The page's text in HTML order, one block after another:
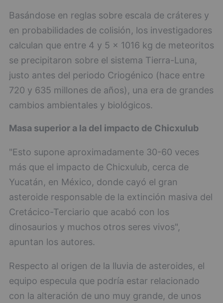
Basándose en reglas sobre escala de cráteres y
en probabilidades de colisión, los investigadores
calculan que entre 4 y 5 × 1016 kg de meteoritos
se precipitaron sobre el sistema Tierra-Luna,
justo antes del periodo Criogénico (hace entre
720 y 635 millones de años), una era de grandes
cambios ambientales y biológicos.
Masa superior a la del impacto de Chicxulub
"Esto supone aproximadamente 30-60 veces
más que el impacto de Chicxulub, cerca de
Yucatán, en México, donde cayó el gran
asteroide responsable de la extinción masiva del
Cretácico-Terciario que acabó con los
dinosaurios y muchos otros seres vivos",
apuntan los autores.
Respecto al origen de la lluvia de asteroides, el
equipo especula que podría estar relacionado
con la alteración de uno muy grande, de unos